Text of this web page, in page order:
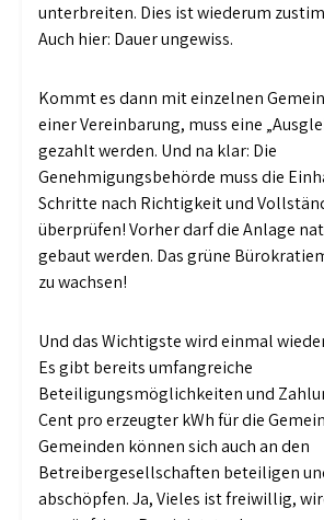
unterbreiten. Dies ist wiederum
Auch hier: Dauer ungewiss.
Kommt es dann mit einzelnen
einer Vereinbarung, muss eine
gezahlt werden. Und na klar: Die
Genehmigungsbehörde muss die
Schritte nach Richtigkeit und
überprüfen! Vorher darf die Anlage
gebaut werden. Das grüne
zu wachsen!
Und das Wichtigste wird einmal
Es gibt bereits umfangreiche
Beteiligungsmöglichkeiten und
Cent pro erzeugter kWh für die
Gemeinden können sich auch an den
Betreibergesellschaften beteiligen
abschöpfen. Ja, Vieles ist freiwillig,